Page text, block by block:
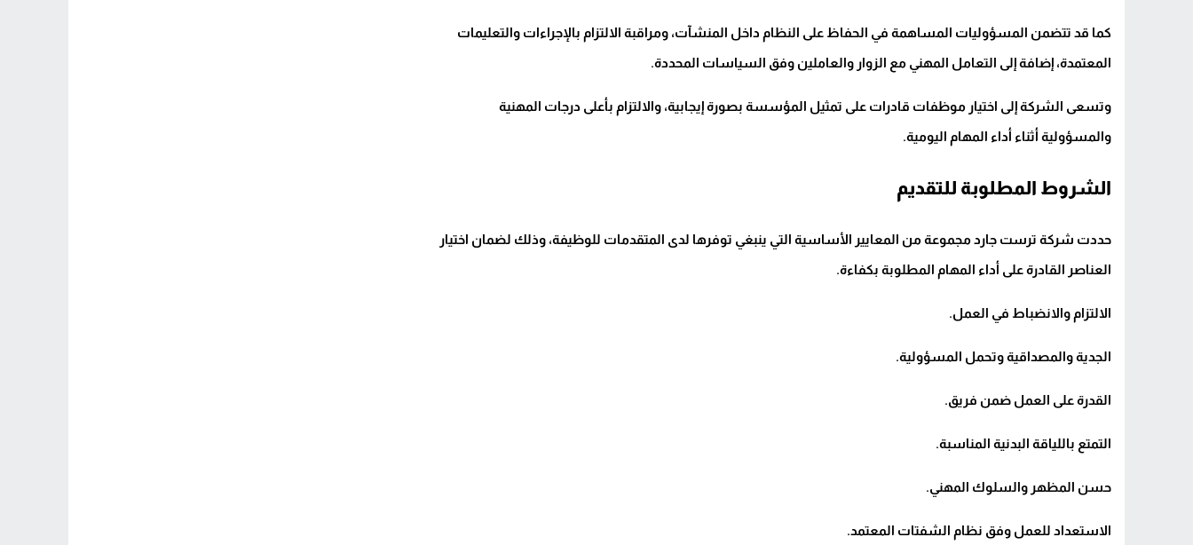
كما قد تتضمن المسؤوليات المساهمة في الحفاظ على النظام داخل المنشآت، ومراقبة الالتزام بالإجراءات والتعليمات
المعتمدة، إضافة إلى التعامل المهني مع الزوار والعاملين وفق السياسات المحددة.
وتسعى الشركة إلى اختيار موظفات قادرات على تمثيل المؤسسة بصورة إيجابية، والالتزام بأعلى درجات المهنية
والمسؤولية أثناء أداء المهام اليومية.
الشروط المطلوبة للتقديم
حددت شركة ترست جارد مجموعة من المعايير الأساسية التي ينبغي توفرها لدى المتقدمات للوظيفة، وذلك لضمان اختيار
العناصر القادرة على أداء المهام المطلوبة بكفاءة.
الالتزام والانضباط في العمل.
الجدية والمصداقية وتحمل المسؤولية.
القدرة على العمل ضمن فريق.
التمتع باللياقة البدنية المناسبة.
حسن المظهر والسلوك المهني.
الاستعداد للعمل وفق نظام الشفتات المعتمد.